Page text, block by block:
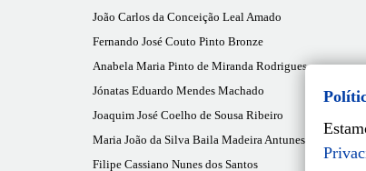
João Carlos da Conceição Leal Amado
Fernando José Couto Pinto Bronze
Anabela Maria Pinto de Miranda Rodrigues
Jónatas Eduardo Mendes Machado
Joaquim José Coelho de Sousa Ribeiro
Maria João da Silva Baila Madeira Antunes
Filipe Cassiano Nunes dos Santos